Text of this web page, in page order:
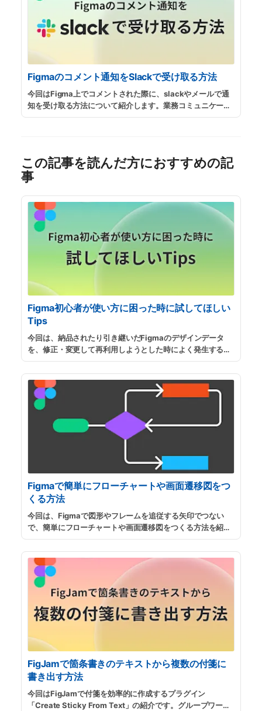
Figmaのコメント通知をSlackで受け取る方法
今回はFigma上でコメントされた際に、slackやメールで通
知を受け取る方法について紹介します。業務コミュニケーシ
ョンでslackを利用している方は、デザインの確認やレビュ
この記事を読んだ方におすすめの記
事
Figma初心者が使い方に困った時に試してほしい
Tips
今回は、納品されたり引き継いだFigmaのデザインデータ
を、修正・変更して再利用しようとした時によく発生するト
ラブルと、その対応方法をいくつか紹介したいと思います。
...続きを読む
Figmaで簡単にフローチャートや画面遷移図をつ
くる方法
今回は、Figmaで図形やフレームを追従する矢印でつない
で、簡単にフローチャートや画面遷移図をつくる方法を紹介
します。サイトマップ作成やアプリケーションのUXを検討す
る際に、画面同士を矢印で繋ぐことで動線を検討したり、概
念モデルを整理するのに役立ちます。
... 続きを読む
FigJamで箇条書きのテキストから複数の付箋に
書き出す方法
今回はFigJamで付箋を効率的に作成するプラグイン
「Create Sticky From Text」の紹介です。グループワーク